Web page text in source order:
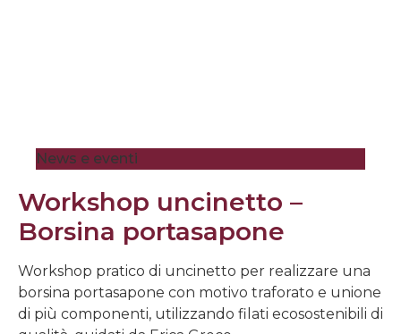
News e eventi
Workshop uncinetto –
Borsina portasapone
Workshop pratico di uncinetto per realizzare una
borsina portasapone con motivo traforato e unione
di più componenti, utilizzando filati ecosostenibili di